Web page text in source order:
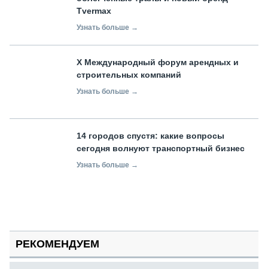
Tvermax
Узнать больше →
X Международный форум арендных и
строительных компаний
Узнать больше →
14 городов спустя: какие вопросы
сегодня волнуют транспортный бизнес
Узнать больше →
РЕКОМЕНДУЕМ